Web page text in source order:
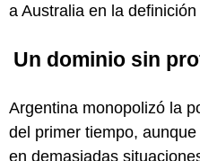
a Australia en la
Un dominio sin
Argentina monopolizó la
del primer tiempo,
en demasiadas